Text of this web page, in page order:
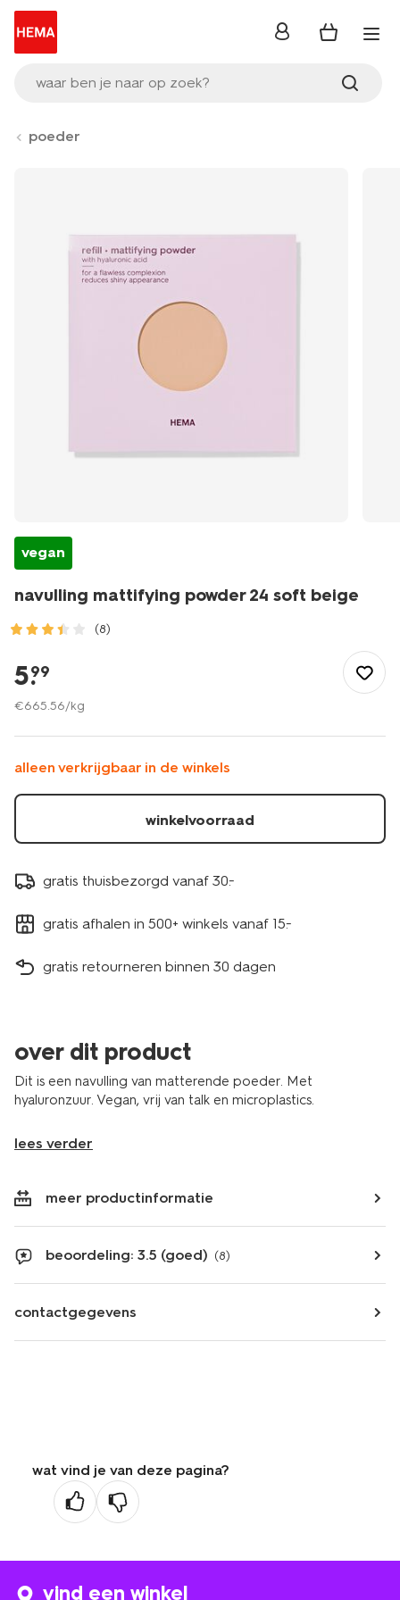
waar ben je naar op zoek?
inloggen
poeder
vegan
navulling mattifying powder 24 soft beige
(8)
gezond/make-
up/poeder/navulling-
mattifying-
24-
beige-
11290414.html
5.
99
€665.56/kg
alleen verkrijgbaar in de winkels
winkelvoorraad
gratis thuisbezorgd vanaf 30.-
gratis afhalen in 500+ winkels vanaf 15.-
gratis retourneren binnen 30 dagen
over dit product
Dit is een navulling van matterende poeder. Met
hyaluronzuur. Vegan, vrij van talk en microplastics.
lees verder
meer productinformatie
beoordeling: 3.5 (goed) (8)
contactgegevens
wat vind je van deze pagina?
vind een winkel